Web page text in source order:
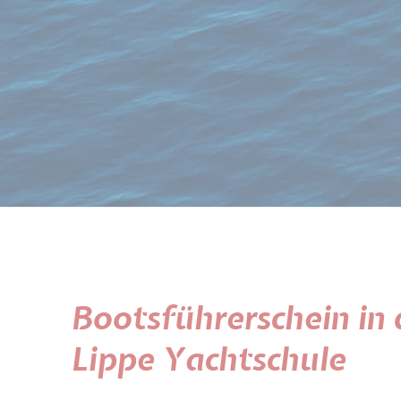
Bootsführerschein in
Lippe Yachtschule